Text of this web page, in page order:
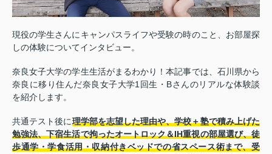
現役の学生さんにキャンパスライフや受験の時のこと、お部屋探
しの体験についてインタビュー。
奈良女子大学の学生生活がまるわかり！本記事では、石川県から
奈良に移り住んだ奈良女子大学1回生・Bさんのリアルな体験談
を紹介します。
共通テスト後に理学部を志望した理由や、学校＋塾で積み上げた
勉強法、下宿生活で拘ったオートロック＆IH重視の部屋選び、徒
歩通学・学食活用・収納付きベッドでの省スペース術まで、受